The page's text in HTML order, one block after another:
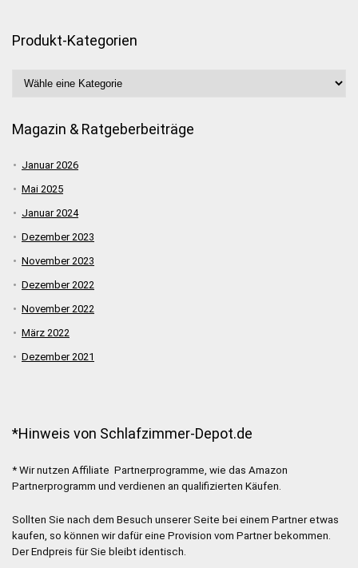
Produkt-Kategorien
Magazin & Ratgeberbeiträge
Januar 2026
Mai 2025
Januar 2024
Dezember 2023
November 2023
Dezember 2022
November 2022
März 2022
Dezember 2021
*Hinweis von Schlafzimmer-Depot.de
* Wir nutzen Affiliate Partnerprogramme, wie das Amazon
Partnerprogramm und verdienen an qualifizierten Käufen.
Sollten Sie nach dem Besuch unserer Seite bei einem Partner etwas
kaufen, so können wir dafür eine Provision vom Partner bekommen.
Der Endpreis für Sie bleibt identisch.